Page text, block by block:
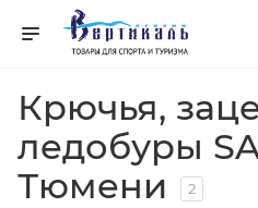
Крючья,
ледобуры
Тюмени
2